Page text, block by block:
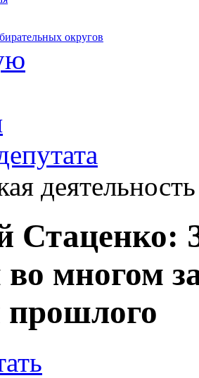
округов
деятельность
Стаценко:
многом